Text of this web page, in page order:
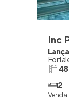
Inc
2
Venda